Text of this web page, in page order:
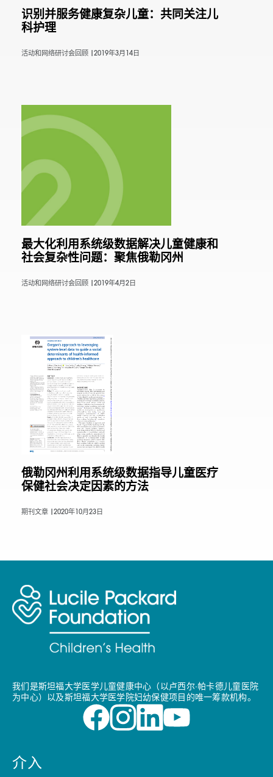
识别并服务健康复杂儿童：共同关注儿
科护理
活动和网络研讨会回顾 | 2019年3月14日
最大化利用系统级数据解决儿童健康和
社会复杂性问题：聚焦俄勒冈州
活动和网络研讨会回顾 | 2019年4月2日
俄勒冈州利用系统级数据指导儿童医疗
保健社会决定因素的方法
期刊文章 | 2020年10月23日
我们是斯坦福大学医学儿童健康中心（以卢西尔·帕卡德儿童医院
为中心）以及斯坦福大学医学院妇幼保健项目的唯一筹款机构。
介入